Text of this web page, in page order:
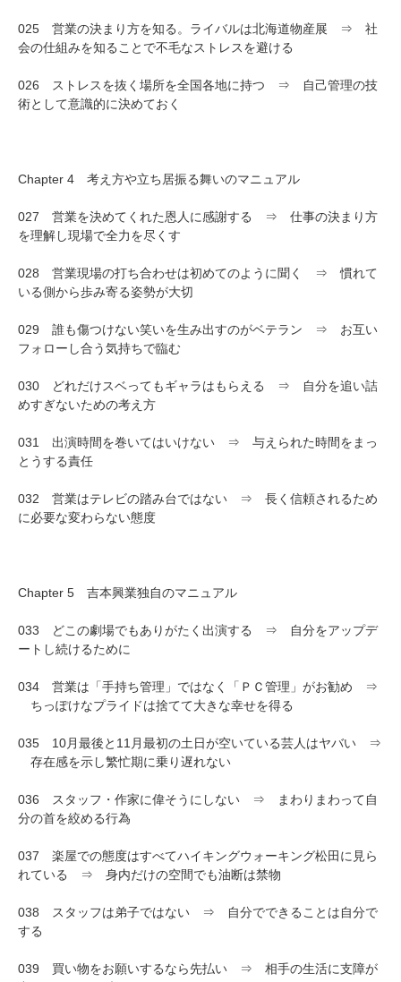
025 営業の決まり方を知る。ライバルは北海道物産展 ⇒ 社
会の仕組みを知ることで不毛なストレスを避ける
026 ストレスを抜く場所を全国各地に持つ ⇒ 自己管理の技
術として意識的に決めておく
Chapter 4 考え方や立ち居振る舞いのマニュアル
027 営業を決めてくれた恩人に感謝する ⇒ 仕事の決まり方
を理解し現場で全力を尽くす
028 営業現場の打ち合わせは初めてのように聞く ⇒ 慣れて
いる側から歩み寄る姿勢が大切
029 誰も傷つけない笑いを生み出すのがベテラン ⇒ お互い
フォローし合う気持ちで臨む
030 どれだけスベってもギャラはもらえる ⇒ 自分を追い詰
めすぎないための考え方
031 出演時間を巻いてはいけない ⇒ 与えられた時間をまっ
とうする責任
032 営業はテレビの踏み台ではない ⇒ 長く信頼されるため
に必要な変わらない態度
Chapter 5 吉本興業独自のマニュアル
033 どこの劇場でもありがたく出演する ⇒ 自分をアップデ
ートし続けるために
034 営業は「手持ち管理」ではなく「ＰＣ管理」がお勧め ⇒
ちっぽけなプライドは捨てて大きな幸せを得る
035 10月最後と11月最初の土日が空いている芸人はヤバい ⇒
存在感を示し繁忙期に乗り遅れない
036 スタッフ・作家に偉そうにしない ⇒ まわりまわって自
分の首を絞める行為
037 楽屋での態度はすべてハイキングウォーキング松田に見ら
れている ⇒ 身内だけの空間でも油断は禁物
038 スタッフは弟子ではない ⇒ 自分でできることは自分で
する
039 買い物をお願いするなら先払い ⇒ 相手の生活に支障が